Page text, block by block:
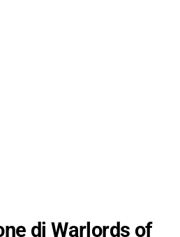
di Warlords of